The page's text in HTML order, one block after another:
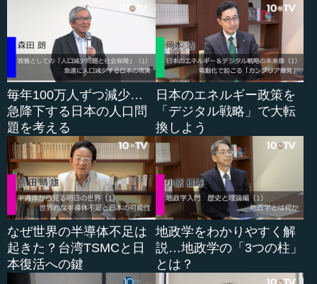
年、議会の方はそれから５０年後の１２６５年からですか
ら約７５０年ということで、ずいぶん長い歴史がありま
す。マグナ・カルタ自体はイギリスの歴史に出てくるもの
ですが、イギリスに限らず、アメリカの独立や人権宣言な
ど、世界中に影響を及ぼしました。では、何がその中心部
分なのかということ、法の支配、立憲主義、それから議院
内閣制の話をしようと思います。議院内閣制は、起源をさ
かのぼると、イギリスのこのマグナ・カルタにたどり着
き、１６８８年から１６８９年の名誉革命などを経て、長
い時間をかけて形成されたものであるという話をしたいと
思います。
●“Ｒｕｌｅ ｏｆ Ｌａｗ”の意味とは
マグナ・カルタの中に書かれているいくつかの要素のう
ち、一つは“Ｃｈｅｃｋｓ ａｎｄ Ｂａｌａｎｃｅｓ”、
毎年100万人ずつ減少…
急降下する日本の人口問
題を考える
日本のエネルギー政策を
「デジタル戦略」で大転
換しよう
なぜ世界の半導体不足は
起きた？台湾TSMCと日
本復活への鍵
地政学をわかりやすく解
説…地政学の「3つの柱」
とは？